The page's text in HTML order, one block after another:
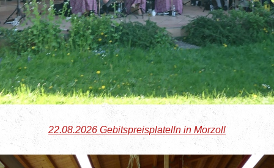
22.08.2026 Gebitspreisplatelln in Morzoll